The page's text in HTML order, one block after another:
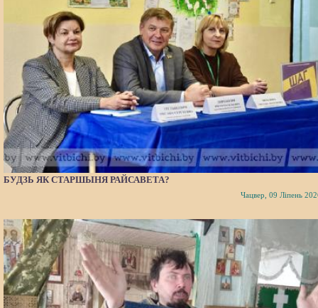
БУДЗЬ ЯК СТАРШЫНЯ РАЙСАВЕТА?
Чацвер, 09 Ліпень